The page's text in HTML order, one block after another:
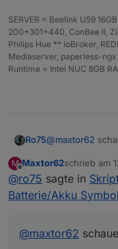
SERVER = Beelink U59
200+301+440, ConBee II,
Philips Hue ** ioBroker,
Mediaserver, paperless-
Runtime = Intel NUC 8GB
Ro75@maxtor62
Ro75.
M
Offline
Maxtor62schrieb am
zuletzt
@ro75 sagte in
Batterie/Akku Symbol
@maxtor62